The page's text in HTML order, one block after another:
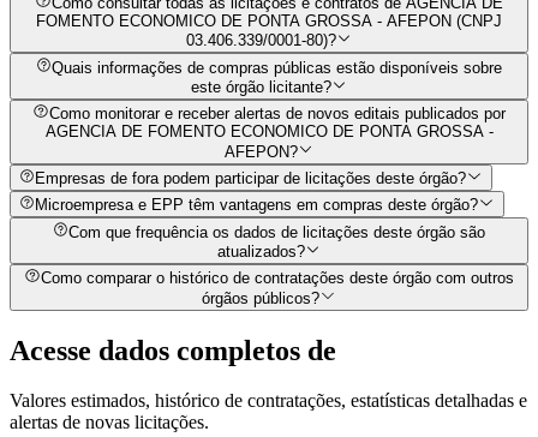
FOMENTO ECONOMICO DE PONTA GROSSA - AFEPON (CNPJ
03.406.339/0001-80)?
Quais informações de compras públicas estão disponíveis sobre
este órgão licitante?
Como monitorar e receber alertas de novos editais publicados por
AGENCIA DE FOMENTO ECONOMICO DE PONTA GROSSA -
AFEPON?
Empresas de fora podem participar de licitações deste órgão?
Microempresa e EPP têm vantagens em compras deste órgão?
Com que frequência os dados de licitações deste órgão são
atualizados?
Como comparar o histórico de contratações deste órgão com outros
órgãos públicos?
Acesse dados completos de
Valores estimados, histórico de contratações, estatísticas detalhadas e
alertas de novas licitações.